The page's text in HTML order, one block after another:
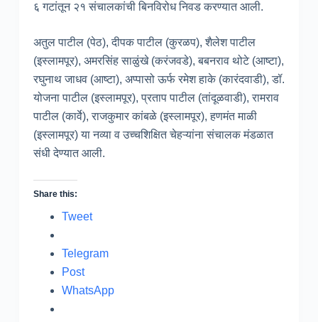
६ गटांतून २१ संचालकांची बिनविरोध निवड करण्यात आली.
अतुल पाटील (पेठ), दीपक पाटील (कुरळप), शैलेश पाटील
(इस्लामपूर), अमरसिंह साळुंखे (करंजवडे), बबनराव थोटे (आष्टा),
रघुनाथ जाधव (आष्टा), अप्पासो ऊर्फ रमेश हाके (कारंदवाडी), डॉ.
योजना पाटील (इस्लामपूर), प्रताप पाटील (तांदूळवाडी), रामराव
पाटील (कार्वे), राजकुमार कांबळे (इस्लामपूर), हणमंत माळी
(इस्लामपूर) या नव्या व उच्चशिक्षित चेहऱ्यांना संचालक मंडळात
संधी देण्यात आली.
Share this:
Tweet
Telegram
Post
WhatsApp